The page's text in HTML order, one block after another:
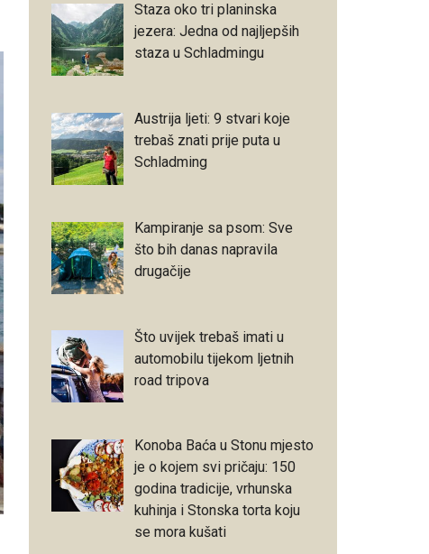
Staza oko tri planinska
jezera: Jedna od najljepših
staza u Schladmingu
Austrija ljeti: 9 stvari koje
trebaš znati prije puta u
Schladming
Kampiranje sa psom: Sve
što bih danas napravila
drugačije
Što uvijek trebaš imati u
automobilu tijekom ljetnih
road tripova
Konoba Baća u Stonu mjesto
je o kojem svi pričaju: 150
godina tradicije, vrhunska
kuhinja i Stonska torta koju
se mora kušati